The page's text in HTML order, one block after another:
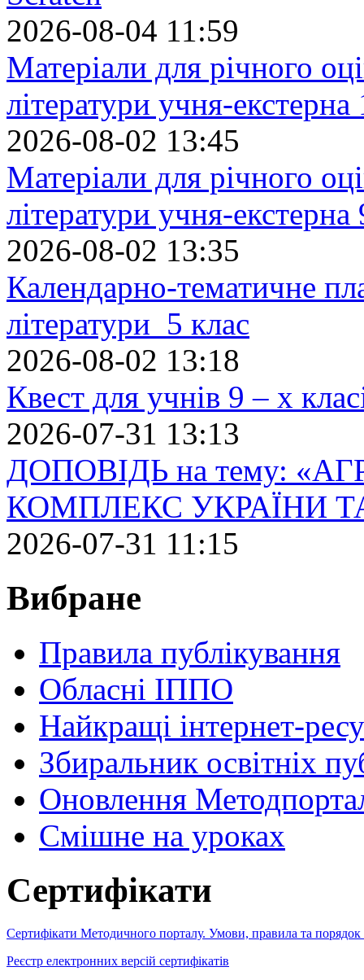
2026-08-04 11:59
Матеріали для річного
літератури учня-екстерна
2026-08-02 13:45
Матеріали для річного
літератури учня-екстерна
2026-08-02 13:35
Календарно-тематичне
літератури 5 клас
2026-08-02 13:18
Квест для учнів 9 – х
2026-07-31 13:13
ДОПОВІДЬ на тему:
КОМПЛЕКС УКРАЇНИ
2026-07-31 11:15
Вибране
Правила публікування
Обласні ІППО
Найкращі інтернет-
Збиральник освітніх
Оновлення
Cмішне на уроках
Сертифікати
Сертифікати Методичного порталу. Умови, правила та порядок
Реєстр електронних версій сертифікатів